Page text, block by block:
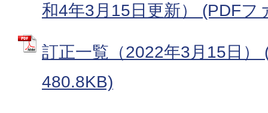
和4年3月15日更新） (PDFフ
訂正一覧（2022年3月15日）
480.8KB)